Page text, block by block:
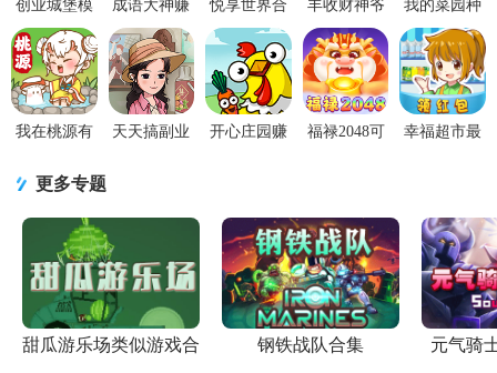
创业城堡模
拟赚钱游戏
1.0.0 安卓版
成语大神赚
钱游戏1.0提
现版
悦享世界合
成赚钱游戏
1.0.0最新版
丰收财神爷
赚钱小游戏
1.2.1安卓版
我的菜园种
菜赚钱游戏
1.0.2提现版
我在桃源有
v1.0.6安卓
天天搞副业
开心庄园赚
福禄2048可
幸福超市最
更多专题
甜瓜游乐场类似游戏合
钢铁战队合集 元气骑